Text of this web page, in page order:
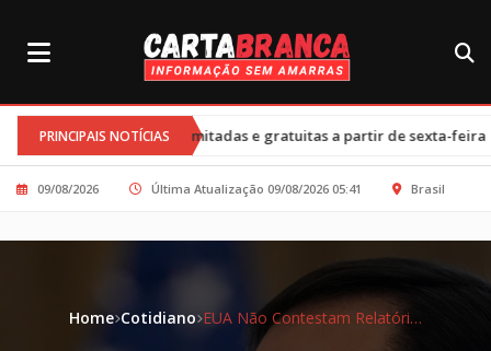
PRINCIPAIS NOTÍCIAS
ilimitadas e gratuitas a partir de sexta-feira•Cortes nos
09/08/2026 Última Atualização 09/08/2026 05:41 Brasil
Home Cotidiano EUA Não Contestam Relatório sobre Envenenamento de Navalny, Afirma Marco Rubio